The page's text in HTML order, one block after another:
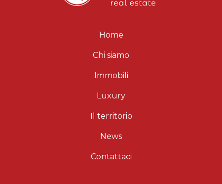
Home
Chi siamo
Immobili
Luxury
Il territorio
News
Contattaci